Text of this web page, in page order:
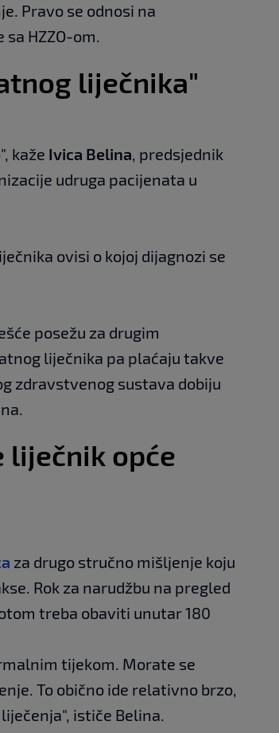
Pravo se odnosi na
HZZO-om.
liječnika"
kaže Ivica Belina, predsjednik
udruga pacijenata u
ovisi o kojoj dijagnozi se
posežu za drugim
liječnika pa plaćaju takve
zdravstvenog sustava dobiju
liječnik opće
za drugo stručno mišljenje koju
Rok za narudžbu na pregled
treba obaviti unutar 180
tijekom. Morate se
To obično ide relativno brzo,
ističe Belina.